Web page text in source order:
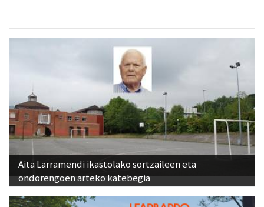
Aita Larramendi ikastolako sortzaileen eta
ondorengoen arteko katebegia